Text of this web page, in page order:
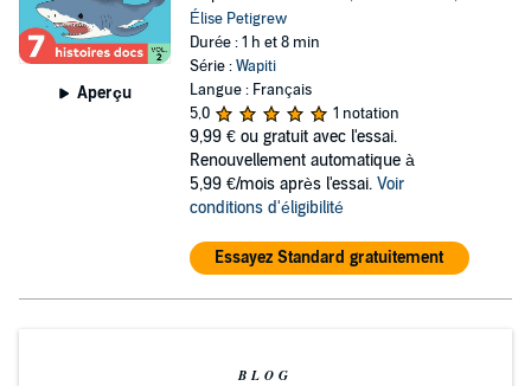
Aperçu
Élise Petigrew
Durée : 1 h et 8 min
Série :Wapiti
Langue : Français
5,0
1 notation
9,99 € ou gratuit avec l'essai.
Renouvellement automatique à
5,99 €/mois après l'essai. Voir
conditions d'éligibilité
Essayez Standard gratuitement
BLOG